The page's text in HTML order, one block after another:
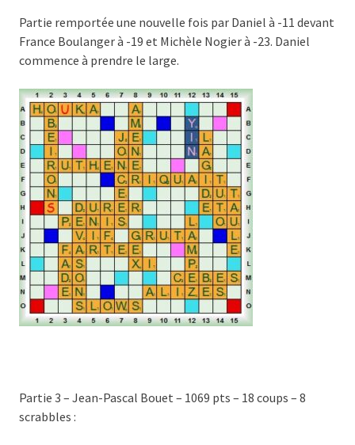
Partie remportée une nouvelle fois par Daniel à -11 devant
France Boulanger à -19 et Michèle Nogier à -23. Daniel
commence à prendre le large.
Partie 3 – Jean-Pascal Bouet – 1069 pts – 18 coups – 8
scrabbles :